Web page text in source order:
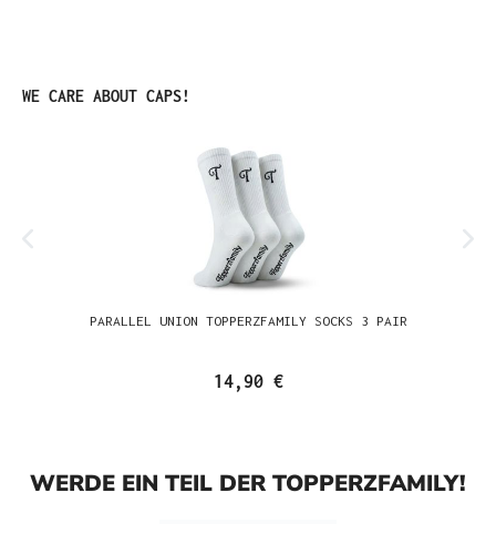
Produktgalerie überspringen
WE CARE ABOUT CAPS!
PARALLEL UNION TOPPERZFAMILY SOCKS 3 PAIR
14,90 €
WERDE EIN TEIL DER TOPPERZFAMILY!